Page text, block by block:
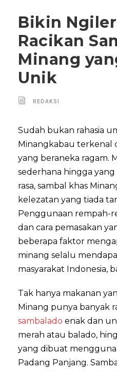
Bikin
Racikan
Minang
Unik
REDAKSI
Sudah bukan rahasia
Minangkabau terkenal
yang beraneka ragam.
sederhana hingga yang
rasa, sambal khas
kelezatan yang tiada
Penggunaan rempah-
dan cara pemasakan
beberapa faktor
minang selalu
masyarakat Indonesia,
Tak hanya makanan
Minang punya banyak
sambalado enak dan
merah atau balado,
yang dibuat
Padang Panjang.